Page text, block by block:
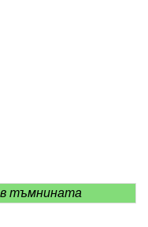
тъмнината